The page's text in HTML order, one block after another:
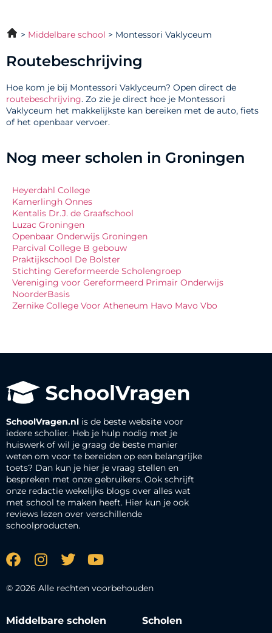
Middelbare school Montessori Vaklyceum
Routebeschrijving
Hoe kom je bij Montessori Vaklyceum? Open direct de
routebeschrijving. Zo zie je direct hoe je Montessori
Vaklyceum het makkelijkste kan bereiken met de auto, fiets
of het openbaar vervoer.
Nog meer scholen in Groningen
Heyerdahl College
Kamerlingh Onnes
Kentalis Dr.J. de Graafschool
Luzac Groningen
Openbaar Onderwijs Groningen
Parcival College B gebouw
Praktijkschool De Bolster
Stichting Gereformeerde Scholengroep
Vereniging voor Gereformeerd Primair Onderwijs
NoorderBasis
Zernike College Voor Atheneum Havo Mavo Vbo
SchoolVragen.nl is de beste website voor
iedere scholier. Heb je hulp nodig met je
huiswerk of wil je graag de beste manier
weten om voor te bereiden op een belangrijke
toets? Dan kun je hier je vraag stellen en
bespreken met onze gebruikers. Ook schrijft
onze redactie wekelijks blogs over alles wat
met school te maken heeft. Hier kun je ook
reviews lezen over verschillende
schoolproducten.
© 2026 Alle rechten voorbehouden
Middelbare scholen Scholen